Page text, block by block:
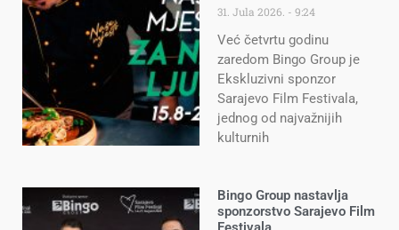
31. Jula 2026. 9:24
Već četvrtu godinu
zaredom Bingo Group je
Ekskluzivni sponzor
Sarajevo Film Festivala,
jednog od najvažnijih
kulturnih
Bingo Group nastavlja
sponzorstvo Sarajevo Film